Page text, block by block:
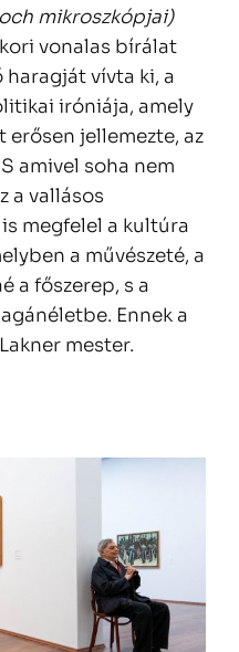
mikroszkópjai)
vonalas bírálat
haragját vívta ki, a
iróniája, amely
erősen jellemezte, az
amivel soha nem
a vallásos
megfelel a kultúra
a művészeté, a
a főszerep, s a
Ennek a
mester.